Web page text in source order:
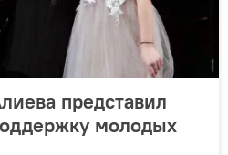
представил
молодых